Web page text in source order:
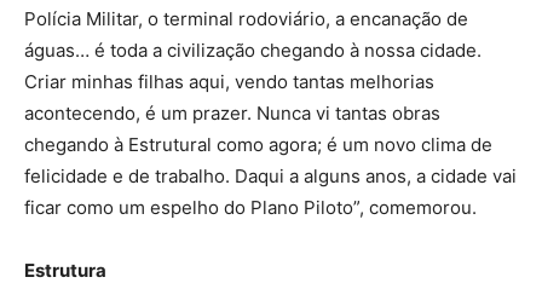
Polícia Militar, o terminal rodoviário, a encanação de
águas… é toda a civilização chegando à nossa cidade.
Criar minhas filhas aqui, vendo tantas melhorias
acontecendo, é um prazer. Nunca vi tantas obras
chegando à Estrutural como agora; é um novo clima de
felicidade e de trabalho. Daqui a alguns anos, a cidade vai
ficar como um espelho do Plano Piloto”, comemorou.
Estrutura